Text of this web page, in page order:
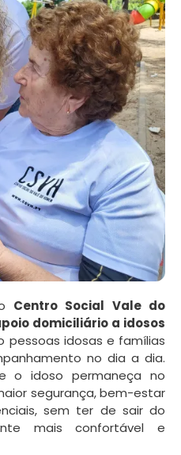
Centro Social Vale do
domiciliário a idosos
pessoas idosas e famílias
no dia a dia.
o idoso permaneça no
segurança, bem-estar
sem ter de sair do
mais confortável e